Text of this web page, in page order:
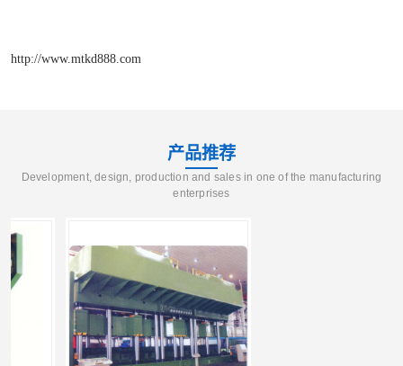
http://www.mtkd888.com
产品推荐
Development, design, production and sales in one of the manufacturing
enterprises